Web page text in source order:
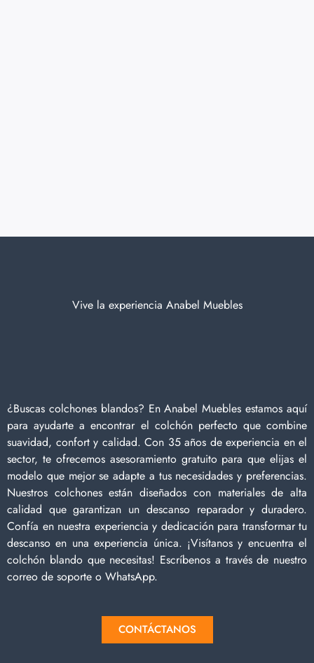
Vive la experiencia Anabel Muebles
¿Buscas colchones blandos? En Anabel Muebles estamos aquí
para ayudarte a encontrar el colchón perfecto que combine
suavidad, confort y calidad. Con 35 años de experiencia en el
sector, te ofrecemos asesoramiento gratuito para que elijas el
modelo que mejor se adapte a tus necesidades y preferencias.
Nuestros colchones están diseñados con materiales de alta
calidad que garantizan un descanso reparador y duradero.
Confía en nuestra experiencia y dedicación para transformar tu
descanso en una experiencia única. ¡Visítanos y encuentra el
colchón blando que necesitas! Escríbenos a través de nuestro
correo de soporte o WhatsApp.
CONTÁCTANOS